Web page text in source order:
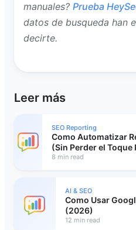
manuales? Prueba
datos de busqueda han
decirte.
Leer más
SEO Reporting
Como Automatizar
(Sin Perder el Toque
8 min read
AI & SEO
Como Usar
(2026)
12 min read